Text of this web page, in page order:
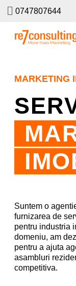
0747807644
MARKETING
Suntem o
furnizarea de
pentru industria
domeniu, am
pentru a ajuta
asambluri
competitiva.